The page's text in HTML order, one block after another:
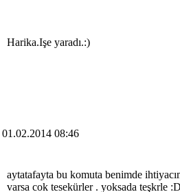
Harika.Işe yaradı.:)
01.02.2014 08:46
aytatafayta bu komuta benimde
varsa cok tesekürler . yoksada teşkrle :D